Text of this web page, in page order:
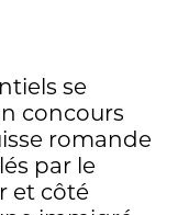
se
concours
romande
par le
et côté